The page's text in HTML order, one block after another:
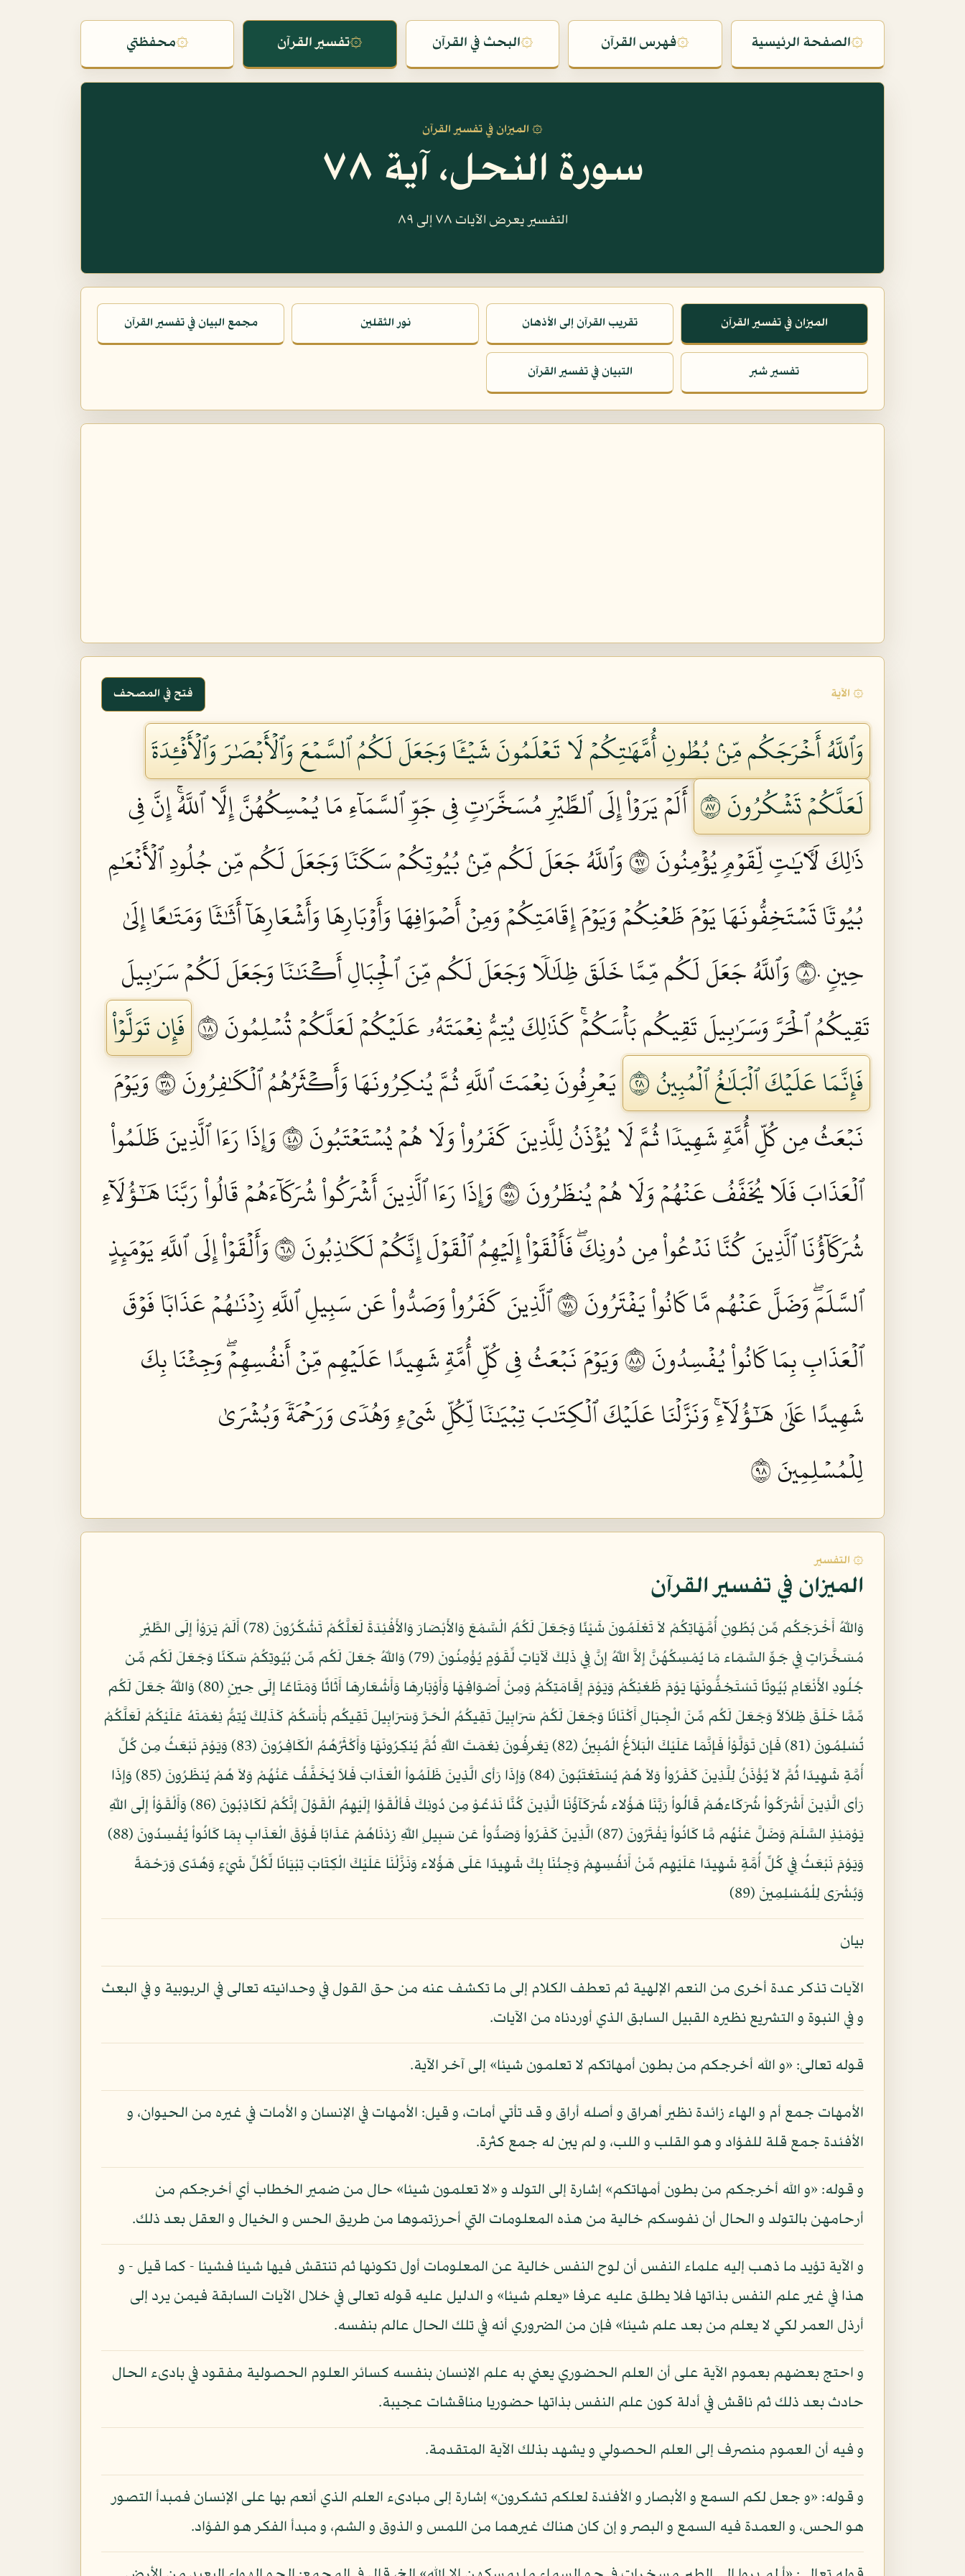
۞الصفحة الرئيسية ۞فهرس القرآن ۞البحث في القرآن ۞تفسير القرآن ۞محفظتي
۞ الميزان في تفسير القرآن
سورة النحل، آية ٧٨
التفسير يعرض الآيات ٧٨ إلى ٨٩
الميزان في تفسير القرآن تقريب القرآن إلى الأذهان نور الثقلين مجمع البيان في تفسير القرآن
تفسير شبر التبيان في تفسير القرآن
۞ الآية فتح في المصحف
وَٱللَّهُ أَخۡرَجَكُم مِّنۢ بُطُونِ أُمَّهَٰتِكُمۡ لَا تَعۡلَمُونَ شَيۡـٔٗا وَجَعَلَ لَكُمُ ٱلسَّمۡعَ وَٱلۡأَبۡصَٰرَ وَٱلۡأَفۡـِٔدَةَ
لَعَلَّكُمۡ تَشۡكُرُونَ ٧٨
أَلَمۡ يَرَوۡاْ إِلَى ٱلطَّيۡرِ مُسَخَّرَٰتٖ فِي جَوِّ ٱلسَّمَآءِ مَا يُمۡسِكُهُنَّ إِلَّا ٱللَّهُۚ إِنَّ فِي
ذَٰلِكَ لَأٓيَٰتٖ لِّقَوۡمٖ يُؤۡمِنُونَ ٧٩
وَٱللَّهُ جَعَلَ لَكُم مِّنۢ بُيُوتِكُمۡ سَكَنٗا وَجَعَلَ لَكُم مِّن جُلُودِ ٱلۡأَنۡعَٰمِ
بُيُوتٗا تَسۡتَخِفُّونَهَا يَوۡمَ ظَعۡنِكُمۡ وَيَوۡمَ إِقَامَتِكُمۡ وَمِنۡ أَصۡوَافِهَا وَأَوۡبَارِهَا وَأَشۡعَارِهَآ أَثَٰثٗا وَمَتَٰعًا إِلَىٰ
حِينٖ ٨٠
وَٱللَّهُ جَعَلَ لَكُم مِّمَّا خَلَقَ ظِلَٰلٗا وَجَعَلَ لَكُم مِّنَ ٱلۡجِبَالِ أَكۡنَٰنٗا وَجَعَلَ لَكُمۡ سَرَٰبِيلَ
تَقِيكُمُ ٱلۡحَرَّ وَسَرَٰبِيلَ تَقِيكُم بَأۡسَكُمۡۚ كَذَٰلِكَ يُتِمُّ نِعۡمَتَهُۥ عَلَيۡكُمۡ لَعَلَّكُمۡ تُسۡلِمُونَ ٨١
فَإِن تَوَلَّوۡاْ
فَإِنَّمَا عَلَيۡكَ ٱلۡبَلَٰغُ ٱلۡمُبِينُ ٨٢
يَعۡرِفُونَ نِعۡمَتَ ٱللَّهِ ثُمَّ يُنكِرُونَهَا وَأَكۡثَرُهُمُ ٱلۡكَٰفِرُونَ ٨٣
وَيَوۡمَ
نَبۡعَثُ مِن كُلِّ أُمَّةٖ شَهِيدٗا ثُمَّ لَا يُؤۡذَنُ لِلَّذِينَ كَفَرُواْ وَلَا هُمۡ يُسۡتَعۡتَبُونَ ٨٤
وَإِذَا رَءَا ٱلَّذِينَ ظَلَمُواْ
ٱلۡعَذَابَ فَلَا يُخَفَّفُ عَنۡهُمۡ وَلَا هُمۡ يُنظَرُونَ ٨٥
وَإِذَا رَءَا ٱلَّذِينَ أَشۡرَكُواْ شُرَكَآءَهُمۡ قَالُواْ رَبَّنَا هَٰٓؤُلَآءِ
شُرَكَآؤُنَا ٱلَّذِينَ كُنَّا نَدۡعُواْ مِن دُونِكَۖ فَأَلۡقَوۡاْ إِلَيۡهِمُ ٱلۡقَوۡلَ إِنَّكُمۡ لَكَٰذِبُونَ ٨٦
وَأَلۡقَوۡاْ إِلَى ٱللَّهِ يَوۡمَئِذٍ
ٱلسَّلَمَۖ وَضَلَّ عَنۡهُم مَّا كَانُواْ يَفۡتَرُونَ ٨٧
ٱلَّذِينَ كَفَرُواْ وَصَدُّواْ عَن سَبِيلِ ٱللَّهِ زِدۡنَٰهُمۡ عَذَابٗا فَوۡقَ
ٱلۡعَذَابِ بِمَا كَانُواْ يُفۡسِدُونَ ٨٨
وَيَوۡمَ نَبۡعَثُ فِي كُلِّ أُمَّةٖ شَهِيدًا عَلَيۡهِم مِّنۡ أَنفُسِهِمۡۖ وَجِئۡنَا بِكَ
شَهِيدًا عَلَىٰ هَٰٓؤُلَآءِۚ وَنَزَّلۡنَا عَلَيۡكَ ٱلۡكِتَٰبَ تِبۡيَٰنٗا لِّكُلِّ شَيۡءٖ وَهُدٗى وَرَحۡمَةٗ وَبُشۡرَىٰ
لِلۡمُسۡلِمِينَ ٨٩
۞ التفسير
الميزان في تفسير القرآن
وَاللّهُ أَخْرَجَكُم مِّن بُطُونِ أُمَّهَاتِكُمْ لاَ تَعْلَمُونَ شَيْئًا وَجَعَلَ لَكُمُ الْسَّمْعَ وَالأَبْصَارَ وَالأَفْئِدَةَ لَعَلَّكُمْ تَشْكُرُونَ (78) أَلَمْ يَرَوْاْ إِلَى الطَّيْرِ
مُسَخَّرَاتٍ فِي جَوِّ السَّمَاء مَا يُمْسِكُهُنَّ إِلاَّ اللّهُ إِنَّ فِي ذَلِكَ لَآيَاتٍ لِّقَوْمٍ يُؤْمِنُونَ (79) وَاللّهُ جَعَلَ لَكُم مِّن بُيُوتِكُمْ سَكَنًا وَجَعَلَ لَكُم مِّن
جُلُودِ الأَنْعَامِ بُيُوتًا تَسْتَخِفُّونَهَا يَوْمَ ظَعْنِكُمْ وَيَوْمَ إِقَامَتِكُمْ وَمِنْ أَصْوَافِهَا وَأَوْبَارِهَا وَأَشْعَارِهَا أَثَاثًا وَمَتَاعًا إِلَى حِينٍ (80) وَاللّهُ جَعَلَ لَكُم
مِّمَّا خَلَقَ ظِلاَلاً وَجَعَلَ لَكُم مِّنَ الْجِبَالِ أَكْنَانًا وَجَعَلَ لَكُمْ سَرَابِيلَ تَقِيكُمُ الْحَرَّ وَسَرَابِيلَ تَقِيكُم بَأْسَكُمْ كَذَلِكَ يُتِمُّ نِعْمَتَهُ عَلَيْكُمْ لَعَلَّكُمْ
تُسْلِمُونَ (81) فَإِن تَوَلَّوْاْ فَإِنَّمَا عَلَيْكَ الْبَلاَغُ الْمُبِينُ (82) يَعْرِفُونَ نِعْمَتَ اللّهِ ثُمَّ يُنكِرُونَهَا وَأَكْثَرُهُمُ الْكَافِرُونَ (83) وَيَوْمَ نَبْعَثُ مِن كُلِّ
أُمَّةٍ شَهِيدًا ثُمَّ لاَ يُؤْذَنُ لِلَّذِينَ كَفَرُواْ وَلاَ هُمْ يُسْتَعْتَبُونَ (84) وَإِذَا رَأى الَّذِينَ ظَلَمُواْ الْعَذَابَ فَلاَ يُخَفَّفُ عَنْهُمْ وَلاَ هُمْ يُنظَرُونَ (85) وَإِذَا
رَأى الَّذِينَ أَشْرَكُواْ شُرَكَاءهُمْ قَالُواْ رَبَّنَا هَؤُلاء شُرَكَآؤُنَا الَّذِينَ كُنَّا نَدْعُوْ مِن دُونِكَ فَألْقَوْا إِلَيْهِمُ الْقَوْلَ إِنَّكُمْ لَكَاذِبُونَ (86) وَأَلْقَوْاْ إِلَى اللّهِ
يَوْمَئِذٍ السَّلَمَ وَضَلَّ عَنْهُم مَّا كَانُواْ يَفْتَرُونَ (87) الَّذِينَ كَفَرُواْ وَصَدُّواْ عَن سَبِيلِ اللّهِ زِدْنَاهُمْ عَذَابًا فَوْقَ الْعَذَابِ بِمَا كَانُواْ يُفْسِدُونَ (88)
وَيَوْمَ نَبْعَثُ فِي كُلِّ أُمَّةٍ شَهِيدًا عَلَيْهِم مِّنْ أَنفُسِهِمْ وَجِئْنَا بِكَ شَهِيدًا عَلَى هَؤُلاء وَنَزَّلْنَا عَلَيْكَ الْكِتَابَ تِبْيَانًا لِّكُلِّ شَيْءٍ وَهُدًى وَرَحْمَةً
وَبُشْرَى لِلْمُسْلِمِينَ (89)
بيان
الآيات تذكر عدة أخرى من النعم الإلهية ثم تعطف الكلام إلى ما تكشف عنه من حق القول في وحدانيته تعالى في الربوبية و في البعث
و في النبوة و التشريع نظيره القبيل السابق الذي أوردناه من الآيات.
قوله تعالى: «و الله أخرجكم من بطون أمهاتكم لا تعلمون شيئا» إلى آخر الآية.
الأمهات جمع أم و الهاء زائدة نظير أهراق و أصله أراق و قد تأتي أمات، و قيل: الأمهات في الإنسان و الأمات في غيره من الحيوان، و
الأفئدة جمع قلة للفؤاد و هو القلب و اللب، و لم يبن له جمع كثرة.
و قوله: «و الله أخرجكم من بطون أمهاتكم» إشارة إلى التولد و «لا تعلمون شيئا» حال من ضمير الخطاب أي أخرجكم من
أرحامهن بالتولد و الحال أن نفوسكم خالية من هذه المعلومات التي أحرزتموها من طريق الحس و الخيال و العقل بعد ذلك.
و الآية تؤيد ما ذهب إليه علماء النفس أن لوح النفس خالية عن المعلومات أول تكونها ثم تنتقش فيها شيئا فشيئا - كما قيل - و
هذا في غير علم النفس بذاتها فلا يطلق عليه عرفا «يعلم شيئا» و الدليل عليه قوله تعالى في خلال الآيات السابقة فيمن يرد إلى
أرذل العمر لكي لا يعلم من بعد علم شيئا» فإن من الضروري أنه في تلك الحال عالم بنفسه.
و احتج بعضهم بعموم الآية على أن العلم الحضوري يعني به علم الإنسان بنفسه كسائر العلوم الحصولية مفقود في بادىء الحال
حادث بعد ذلك ثم ناقش في أدلة كون علم النفس بذاتها حضوريا مناقشات عجيبة.
و فيه أن العموم منصرف إلى العلم الحصولي و يشهد بذلك الآية المتقدمة.
و قوله: «و جعل لكم السمع و الأبصار و الأفئدة لعلكم تشكرون» إشارة إلى مبادىء العلم الذي أنعم بها على الإنسان فمبدأ التصور
هو الحس، و العمدة فيه السمع و البصر و إن كان هناك غيرهما من اللمس و الذوق و الشم، و مبدأ الفكر هو الفؤاد.